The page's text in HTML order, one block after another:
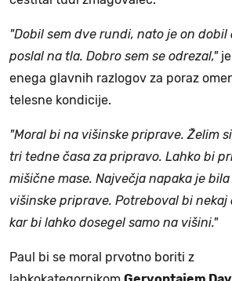
"Dobil sem dve rundi, nato je on dobil
poslal na tla. Dobro sem se odrezal,"je
enega glavnih razlogov za poraz
telesne kondicije.
"Moral bi na višinske priprave. Želim
tri tedne časa za pripravo. Lahko bi
mišične mase. Največja napaka je
višinske priprave. Potreboval bi
kar bi lahko dosegel samo na višini."
Paul bi se moral prvotno boriti z